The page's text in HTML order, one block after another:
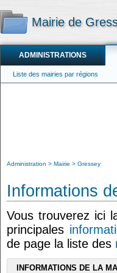
Mairie de
ADMINISTRATIONS
Liste des mairies par régions
Administration Mairie Gressey
Informations
Vous trouverez ici
principales
de page la liste des
INFORMATIONS DE LA